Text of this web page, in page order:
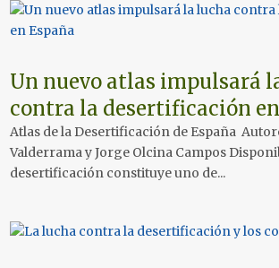
Un nuevo atlas impulsará
contra la desertificación
Atlas de la Desertificación de España
Valderrama y Jorge Olcina Campos
desertificación constituye uno de...